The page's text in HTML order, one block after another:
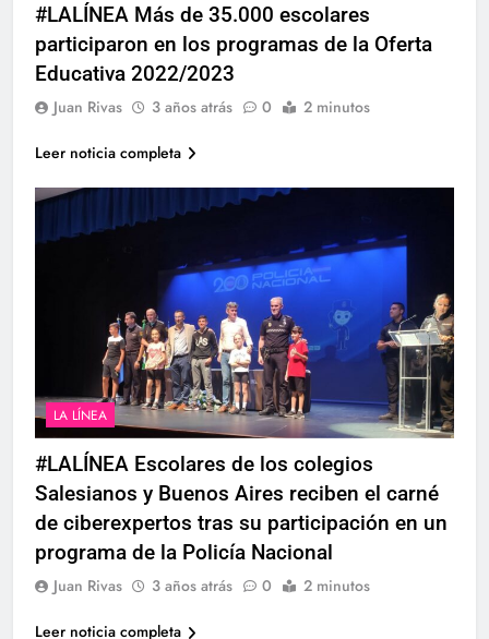
#LALÍNEA Más de 35.000 escolares
participaron en los programas de la Oferta
Educativa 2022/2023
Juan Rivas 3 años atrás 0 2 minutos
Leer noticia completa
LA LÍNEA
#LALÍNEA Escolares de los colegios
Salesianos y Buenos Aires reciben el carné
de ciberexpertos tras su participación en un
programa de la Policía Nacional
Juan Rivas 3 años atrás 0 2 minutos
Leer noticia completa